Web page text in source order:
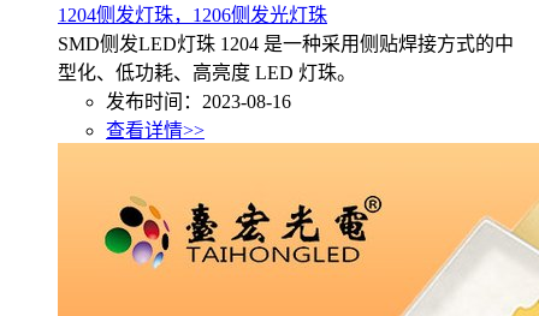
1204侧发灯珠，1206侧发光灯珠
SMD侧发LED灯珠 1204 是一种采用侧贴焊接方式的中
型化、低功耗、高亮度 LED 灯珠。
发布时间：2023-08-16
查看详情>>